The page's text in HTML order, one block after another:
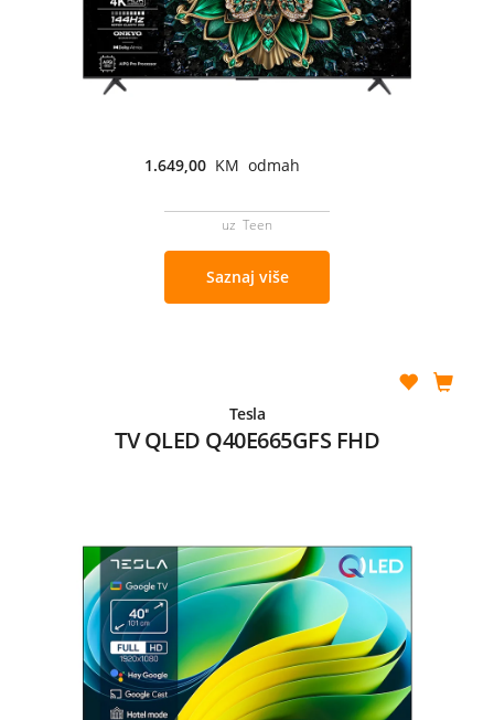
1.649,00 KM odmah
uz Teen
Saznaj više
Tesla
TV QLED Q40E665GFS FHD